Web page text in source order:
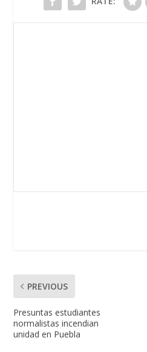
PREVIOUS
Presuntas estudiantes
normalistas incendian
unidad en Puebla